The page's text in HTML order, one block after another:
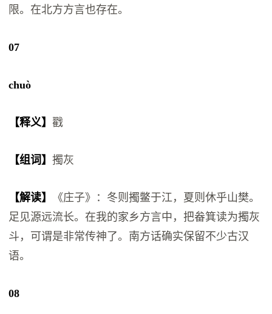
限。在北方方言也存在。
07
chuò
【释义】戳
【组词】擉灰
【解读】
《庄子》：冬则擉鳖于江，夏则休乎山樊。
足见源远流长。在我的家乡方言中，把畚箕读为擉灰
斗，可谓是非常传神了。南方话确实保留不少古汉
语。
08